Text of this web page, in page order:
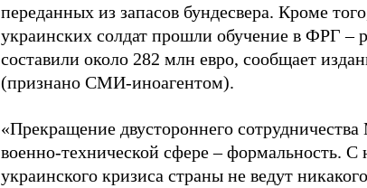
переданных из запасов бундесвера. Кроме
украинских солдат прошли обучение в ФРГ –
составили около 282 млн евро, сообщает
(признано СМИ-иноагентом).
«Прекращение двустороннего
военно-технической сфере – формальность. С
украинского кризиса страны не ведут